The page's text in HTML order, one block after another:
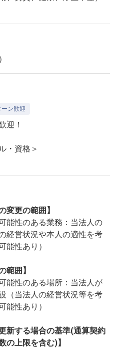
ーン歓迎
迎！
・資格＞
変更の範囲】
能性のある業務：当法人の
経営状況や本人の適性を考
能性あり）
範囲】
能性のある場所：当法人が
（当法人の経営状況等を考
能性あり）
新する場合の基準(通算契約
の上限を含む)】